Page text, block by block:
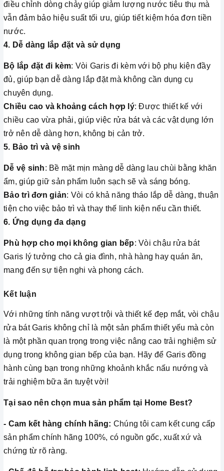
điều chỉnh dòng chảy giúp giảm lượng nước tiêu thụ mà
vẫn đảm bảo hiệu suất tối ưu, giúp tiết kiệm hóa đơn tiền
nước.
4. Dễ dàng lắp đặt và sử dụng
Bộ lắp đặt đi kèm: Vòi Garis đi kèm với bộ phụ kiện đầy
đủ, giúp bạn dễ dàng lắp đặt mà không cần dụng cụ
chuyên dụng.
Chiều cao và khoảng cách hợp lý: Được thiết kế với
chiều cao vừa phải, giúp việc rửa bát và các vật dụng lớn
trở nên dễ dàng hơn, không bị cản trở.
5. Bảo trì và vệ sinh
Dễ vệ sinh: Bề mặt mịn màng dễ dàng lau chùi bằng khăn
ẩm, giúp giữ sản phẩm luôn sạch sẽ và sáng bóng.
Bảo trì đơn giản: Vòi có khả năng tháo lắp dễ dàng, thuận
tiện cho việc bảo trì và thay thế linh kiện nếu cần thiết.
6. Ứng dụng đa dạng
Phù hợp cho mọi không gian bếp: Vòi chậu rửa bát
Garis lý tưởng cho cả gia đình, nhà hàng hay quán ăn,
mang đến sự tiện nghi và phong cách.
Kết luận
Với những tính năng vượt trội và thiết kế đẹp mắt, vòi chậu
rửa bát Garis không chỉ là một sản phẩm thiết yếu mà còn
là một phần quan trọng trong việc nâng cao trải nghiệm sử
dụng trong không gian bếp của bạn. Hãy để Garis đồng
hành cùng bạn trong những khoảnh khắc nấu nướng và
trải nghiệm bữa ăn tuyệt vời!
Tại sao nên chọn mua sản phẩm tại Home Best?
- Cam kết hàng chính hãng: Chúng tôi cam kết cung cấp
sản phẩm chính hãng 100%, có nguồn gốc, xuất xứ và
chứng từ rõ ràng.